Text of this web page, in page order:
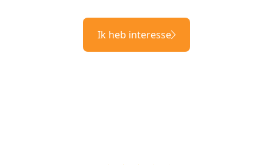
Ik heb interesse